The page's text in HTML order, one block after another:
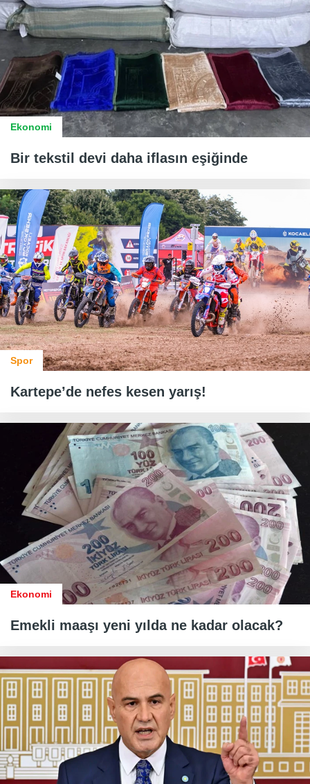
Ekonomi
Bir tekstil devi daha iflasın eşiğinde
Spor
Kartepe’de nefes kesen yarış!
Ekonomi
Emekli maaşı yeni yılda ne kadar olacak?